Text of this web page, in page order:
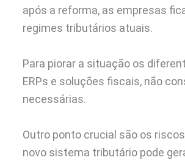
após a reforma, as empresas
regimes tributários atuais.
Para piorar a situação os
ERPs e soluções fiscais, não
necessárias.
Outro ponto crucial são os
novo sistema tributário pode